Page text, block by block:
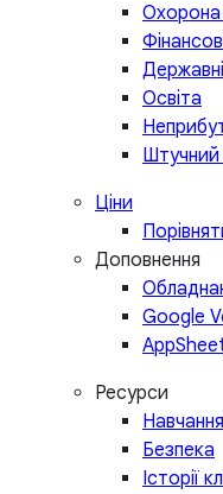
Охорона
Освіта
Штучний
Ціни
Доповнення
Google
Ресурси
Безпека
Історії